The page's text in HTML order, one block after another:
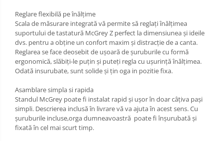
Reglare flexibilă pe înălțime
Scala de măsurare integrată vă permite să reglați înălțimea
suportului de tastatură McGrey Z perfect la dimensiunea și ideile
dvs. pentru a obține un confort maxim și distracție de a canta.
Reglarea se face deosebit de ușoară de șuruburile cu formă
ergonomică, slăbiți-le puțin și puteți regla cu ușurință înălțimea.
Odată insurubate, sunt solide și țin oga in pozitie fixa.
Asamblare simpla si rapida
Standul McGrey poate fi instalat rapid și ușor în doar câțiva pași
simpli. Descrierea inclusă în livrare vă va ajuta în acest sens. Cu
șuruburile incluse,orga dumneavoastră poate fi înșurubată și
fixată în cel mai scurt timp.